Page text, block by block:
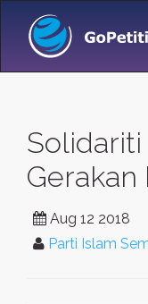
Gerakan
Aug 12 2018
Parti Islam